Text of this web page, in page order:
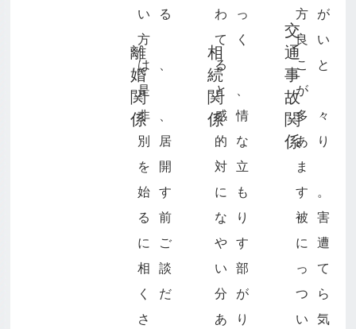
離
婚
関
係
いる
方
は、
是
非、
別居
を開
始す
る前
にご
相談
くだ
さ
相
続
関
係
わっ
てく
る
と、
感情
的な
対立
にも
なり
やす
い部
分が
あり
交
通
事
故
関
係
方が
良い
こと
が
多々
あり
ま
す。
被害
に遭
って
つら
い気